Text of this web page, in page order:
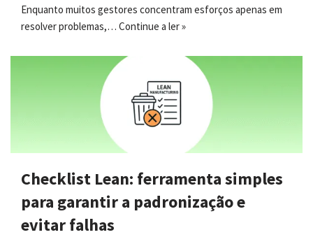
Enquanto muitos gestores concentram esforços apenas em
resolver problemas,… Continue a ler »
Checklist Lean: ferramenta simples
para garantir a padronização e
evitar falhas